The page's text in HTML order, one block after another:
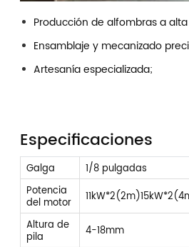
Producción de alfombras a
Ensamblaje y mecanizado
Artesanía especializada;
Especificaciones
Galga 1/8 pulgadas
Potencia
del motor
Altura de
pila
4-18mm